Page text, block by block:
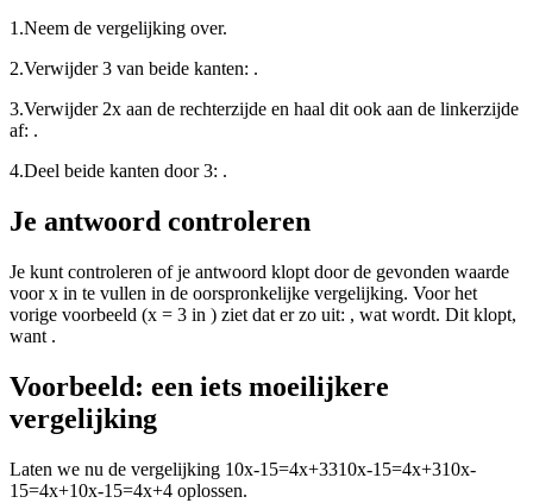
1.Neem de vergelijking over.
2.Verwijder 3 van beide kanten: .
3.Verwijder 2x aan de rechterzijde en haal dit ook aan de linkerzijde
af: .
4.Deel beide kanten door 3: .
Je antwoord controleren
Je kunt controleren of je antwoord klopt door de gevonden waarde
voor x in te vullen in de oorspronkelijke vergelijking. Voor het
vorige voorbeeld (x = 3 in ) ziet dat er zo uit: , wat wordt. Dit klopt,
want .
Voorbeeld: een iets moeilijkere
vergelijking
Laten we nu de vergelijking 10x-15=4x+3310x-15=4x+310x-
15=4x+10x-15=4x+4 oplossen.